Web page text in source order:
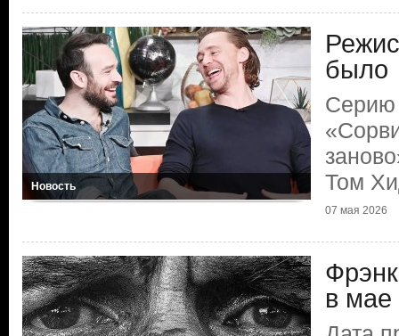
Новость
было
Серию
Том
07 мая 2026
в мае